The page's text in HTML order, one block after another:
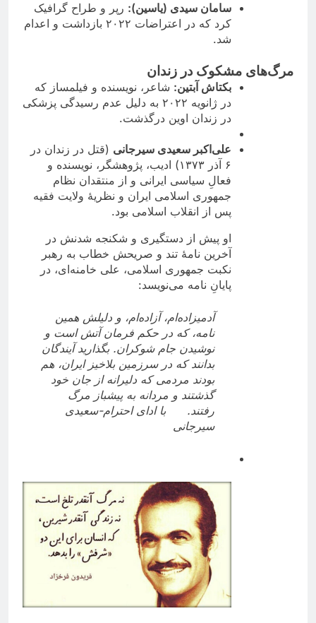
سامان سیدی (یاسین): رپر و طراح گرافیک
کرد که در اعتراضات ۲۰۲۲ بازداشت و اعدام
شد.
مرگ‌های مشکوک در زندان
بکتاش آبتین: شاعر، نویسنده و فیلمساز که
در ژانویه ۲۰۲۲ به دلیل عدم رسیدگی پزشکی
در زندان اوین درگذشت.
علی‌اکبر سعیدی سیرجانی (قتل در زندان در
۶ آذر ۱۳۷۳) ادیب، پژوهشگر، نویسنده و
فعالِ سیاسی ایرانی و از منتقدان نظام
جمهوری اسلامی ایران و نظریۀ ولایت فقیه
پس از انقلاب اسلامی بود.
او پیش از دستگیری و شکنجه شدنش در
آخرین نامهٔ تند و صریحش خطاب به رهبر
نکبت جمهوری اسلامی، علی خامنه‌ای، در
پایانِ نامه می‌نویسد:
آدمیزاده‌ام، آزاده‌ام، و دلیلش همین
نامه، که در حکم فرمان آتش است و
نوشیدن جام شوکران. بگذارید آیندگان
بدانند که در سرزمین بلاخیز ایران، هم
بودند مردمی که دلیرانه از جان خود
گذشتند و مردانه به پیشباز مرگ
رفتند. با ادای احترام-سعیدی
سیرجانی